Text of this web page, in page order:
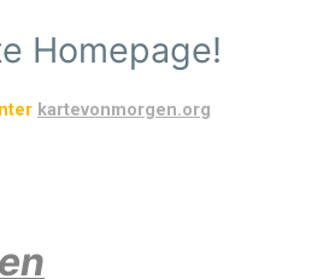
Homepage!
kartevonmorgen.org